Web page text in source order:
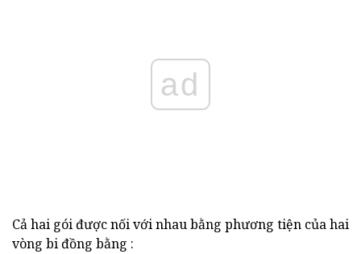
ad
Cả hai gói được nối với nhau bằng phương tiện của hai
vòng bi đồng bằng :